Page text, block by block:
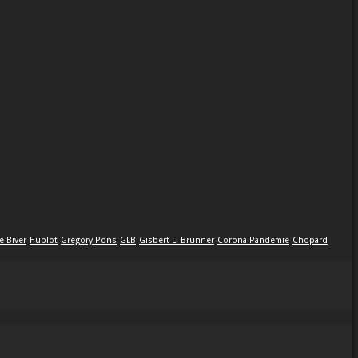
Biver Hublot Gregory Pons GLB Gisbert L. Brunner Corona Pandemie Chopard